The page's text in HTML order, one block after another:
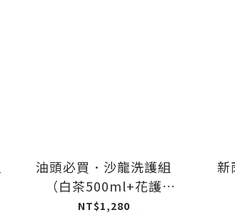
油頭必買．沙龍洗護組
（白茶500ml+花護
500ml）
NT$1,280
新